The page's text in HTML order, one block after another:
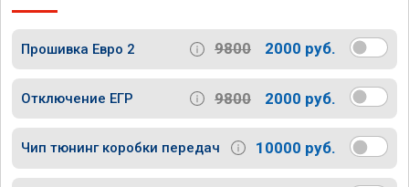
Прошивка Евро 2 9800 2000 руб.
Отключение ЕГР 9800 2000 руб.
Чип тюнинг коробки передач 10000 руб.